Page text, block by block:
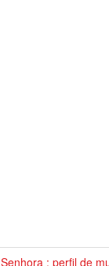
Senhora : perfil de